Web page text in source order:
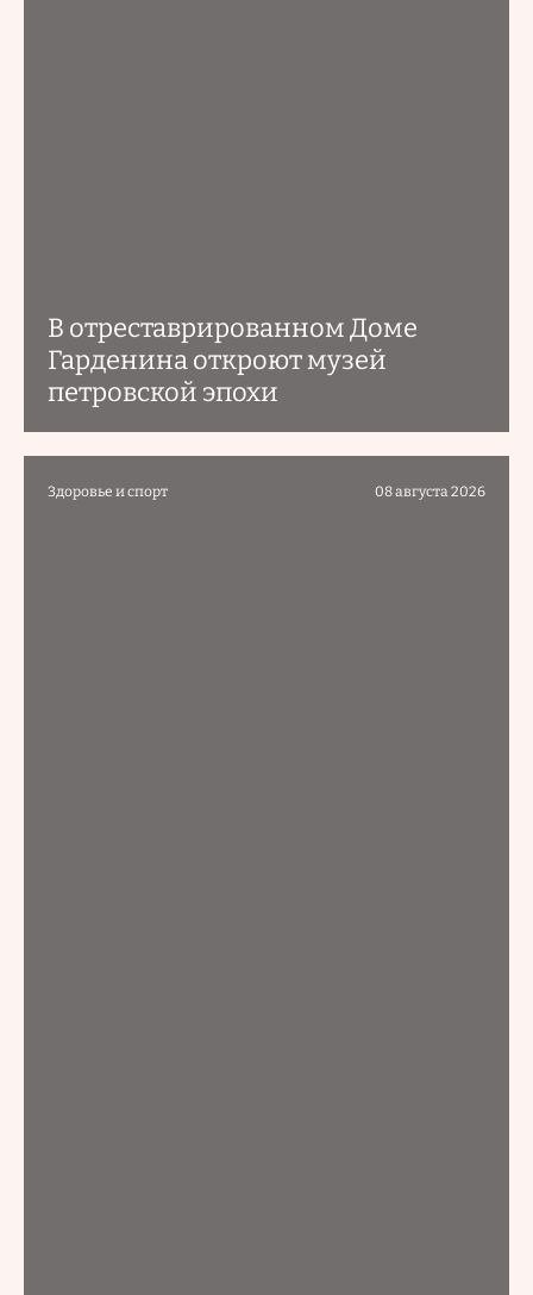
В отреставрированном Доме
Гарденина откроют музей
петровской эпохи
Здоровье и спорт 08 августа 2026